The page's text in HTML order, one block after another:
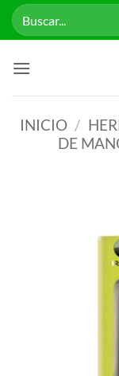
Saltar
Buscar
por:
INICIO /
DE